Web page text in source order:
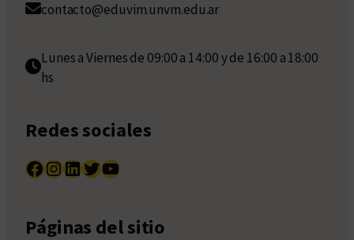
contacto@eduvim.unvm.edu.ar
Lunes a Viernes de 09:00 a 14:00 y de 16:00 a 18:00
hs
Redes sociales
Facebook InstagramLinkedIn Twitter YouTube
Páginas del sitio